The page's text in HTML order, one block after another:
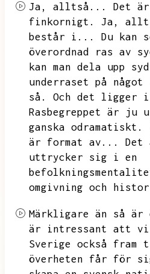
Ja, alltså...
Det är
finkornigt.
Ja,
består i...
Du kan
överordnad ras av
kan man dela upp
underraset på
så.
Och det ligger
Rasbegreppet är ju
ganska odramatiskt.
är format av...
Det
uttrycker sig i en
omgivning och
Märkligare än så
är intressant att
Sverige också
överheten får för